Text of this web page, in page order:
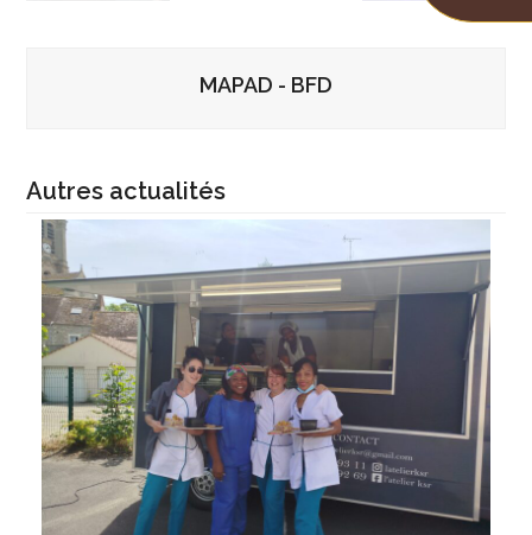
MAPAD - BFD
Autres actualités